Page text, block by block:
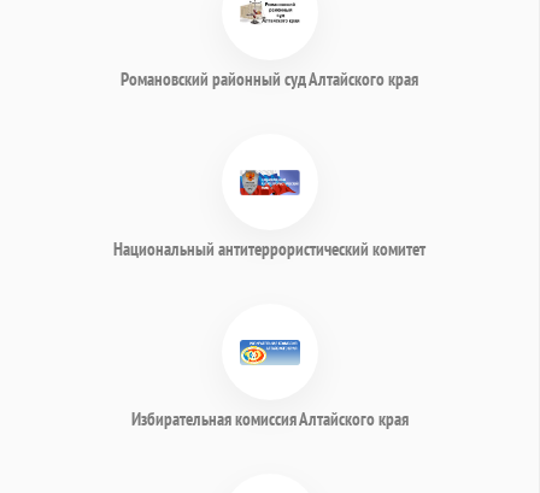
Романовский районный суд Алтайского края
Национальный антитеррористический комитет
Избирательная комиссия Алтайского края